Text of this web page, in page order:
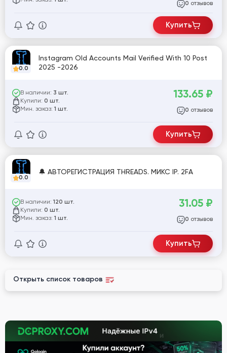
0 отзывов
Купить
0.0
Instagram Old Accounts Mail Verified With 10 Post
2025 -2026
В наличии: 3 шт.
Купили: 0 шт.
Мин. заказ: 1 шт.
133.65 ₽
0 отзывов
Купить
0.0
🔔 АВТОРЕГИСТРАЦИЯ THREADS. МИКС IP. 2FA
В наличии: 120 шт.
Купили: 0 шт.
Мин. заказ: 1 шт.
31.05 ₽
0 отзывов
Купить
Открыть список товаров